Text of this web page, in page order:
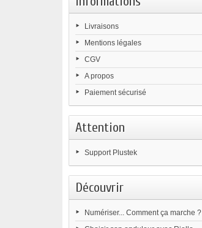
Livraisons
Mentions légales
CGV
A propos
Paiement sécurisé
Attention
Support Plustek
Découvrir
Numériser... Comment ça marche ?